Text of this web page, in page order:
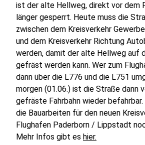
ist der alte Hellweg, direkt vor dem
länger gesperrt. Heute muss die
zwischen dem Kreisverkehr
und dem Kreisverkehr Richtung
werden, damit der alte Hellweg auf
gefräst werden kann. Wer zum
dann über die L776 und die L751
morgen (01.06.) ist die Straße dann
gefräste Fahrbahn wieder
die Bauarbeiten für den neuen
Flughafen Paderborn / Lippstadt
Mehr Infos gibt es hier.